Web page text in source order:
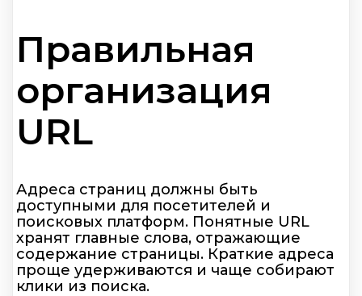
Правильная
организация
URL
Адреса страниц должны быть
доступными для посетителей и
поисковых платформ. Понятные URL
хранят главные слова, отражающие
содержание страницы. Краткие адреса
проще удерживаются и чаще собирают
клики из поиска.